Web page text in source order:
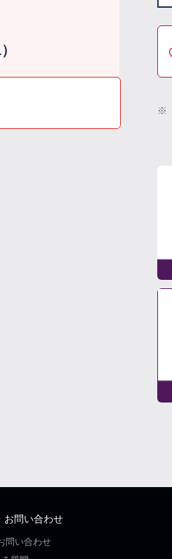
※
お問い合わせ
問い合わせ